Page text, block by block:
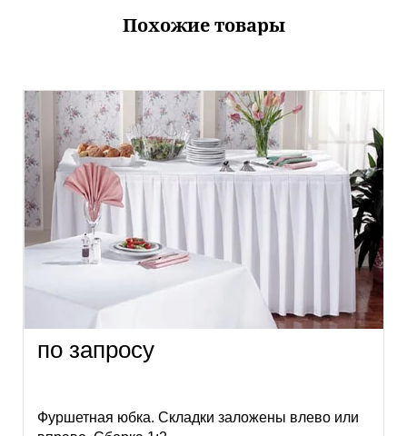
Похожие товары
по запросу
Фуршетная юбка. Складки заложены влево или